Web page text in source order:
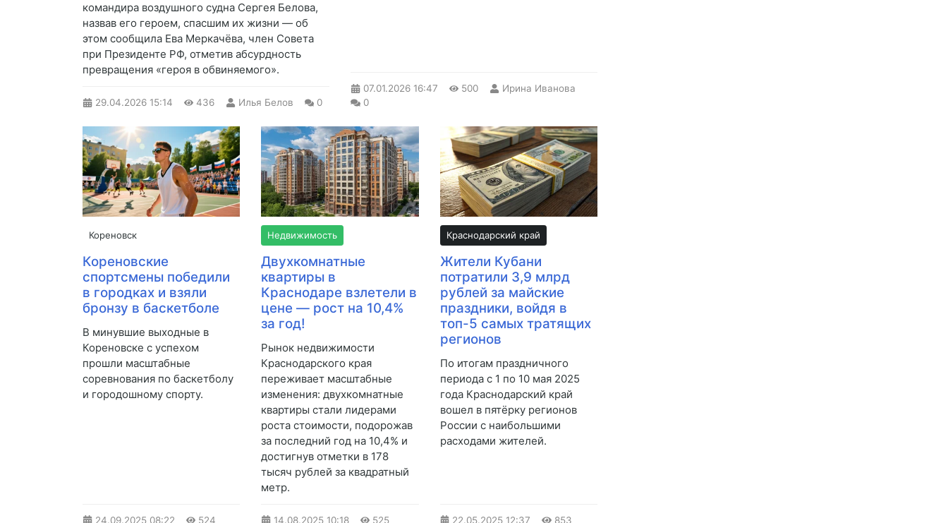
командира воздушного судна Сергея Белова,
назвав его героем, спасшим их жизни — об
этом сообщила Ева Меркачёва, член Совета
при Президенте РФ, отметив абсурдность
превращения «героя в обвиняемого».
29.04.2026 15:14 436 Илья Белов 0
07.01.2026 16:47 500
Ирина Иванова
0
Кореновск
Кореновские
спортсмены победили
в городках и взяли
бронзу в баскетболе
В минувшие выходные в
Кореновске с успехом
прошли масштабные
соревнования по баскетболу
и городошному спорту.
24.09.2025 08:22 524
Недвижимость
Двухкомнатные
квартиры в
Краснодаре взлетели в
цене — рост на 10,4%
за год!
Рынок недвижимости
Краснодарского края
переживает масштабные
изменения: двухкомнатные
квартиры стали лидерами
роста стоимости, подорожав
за последний год на 10,4% и
достигнув отметки в 178
тысяч рублей за квадратный
метр.
14.08.2025 10:18 525
Краснодарский край
Жители Кубани
потратили 3,9 млрд
рублей за майские
праздники, войдя в
топ-5 самых тратящих
регионов
По итогам праздничного
периода с 1 по 10 мая 2025
года Краснодарский край
вошел в пятёрку регионов
России с наибольшими
расходами жителей.
22.05.2025 12:37 853